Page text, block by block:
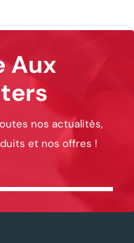
Aux
nos actualités,
et nos offres !